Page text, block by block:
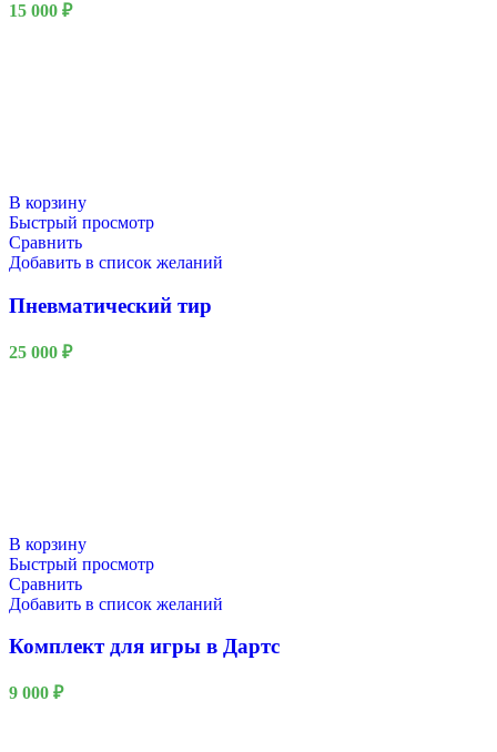
15 000 ₽
В корзину
Быстрый просмотр
Сравнить
Добавить в список желаний
Пневматический тир
25 000 ₽
В корзину
Быстрый просмотр
Сравнить
Добавить в список желаний
Комплект для игры в Дартс
9 000 ₽